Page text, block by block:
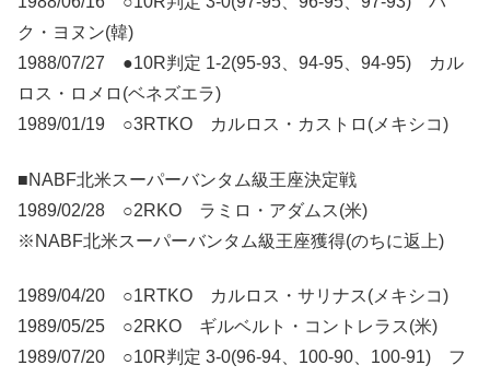
ク・ヨヌン(韓)
1988/07/27 ●10R判定 1-2(95-93、94-95、94-95) カル
ロス・ロメロ(ベネズエラ)
1989/01/19 ○3RTKO カルロス・カストロ(メキシコ)
■NABF北米スーパーバンタム級王座決定戦
1989/02/28 ○2RKO ラミロ・アダムス(米)
※NABF北米スーパーバンタム級王座獲得(のちに返上)
1989/04/20 ○1RTKO カルロス・サリナス(メキシコ)
1989/05/25 ○2RKO ギルベルト・コントレラス(米)
1989/07/20 ○10R判定 3-0(96-94、100-90、100-91) フ